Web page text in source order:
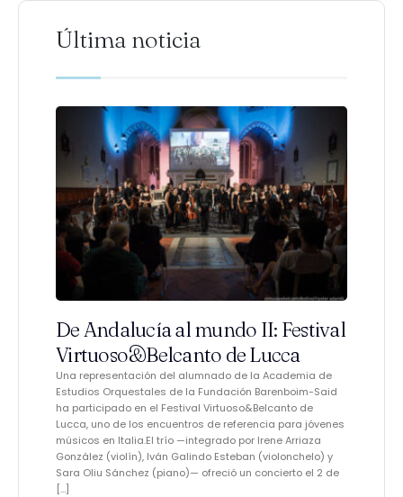
Última noticia
De Andalucía al mundo II: Festival
Virtuoso&Belcanto de Lucca
Una representación del alumnado de la Academia de
Estudios Orquestales de la Fundación Barenboim-Said
ha participado en el Festival Virtuoso&Belcanto de
Lucca, uno de los encuentros de referencia para jóvenes
músicos en Italia.El trío —integrado por Irene Arriaza
González (violín), Iván Galindo Esteban (violonchelo) y
Sara Oliu Sánchez (piano)— ofreció un concierto el 2 de
[…]